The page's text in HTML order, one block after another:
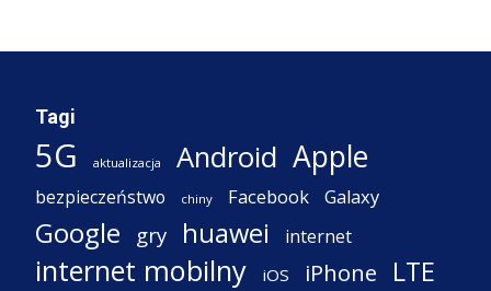
Tagi
5G aktualizacja Android Apple
bezpieczeństwo chiny Facebook Galaxy
Google gry huawei internet
internet mobilny iOS iPhone LTE